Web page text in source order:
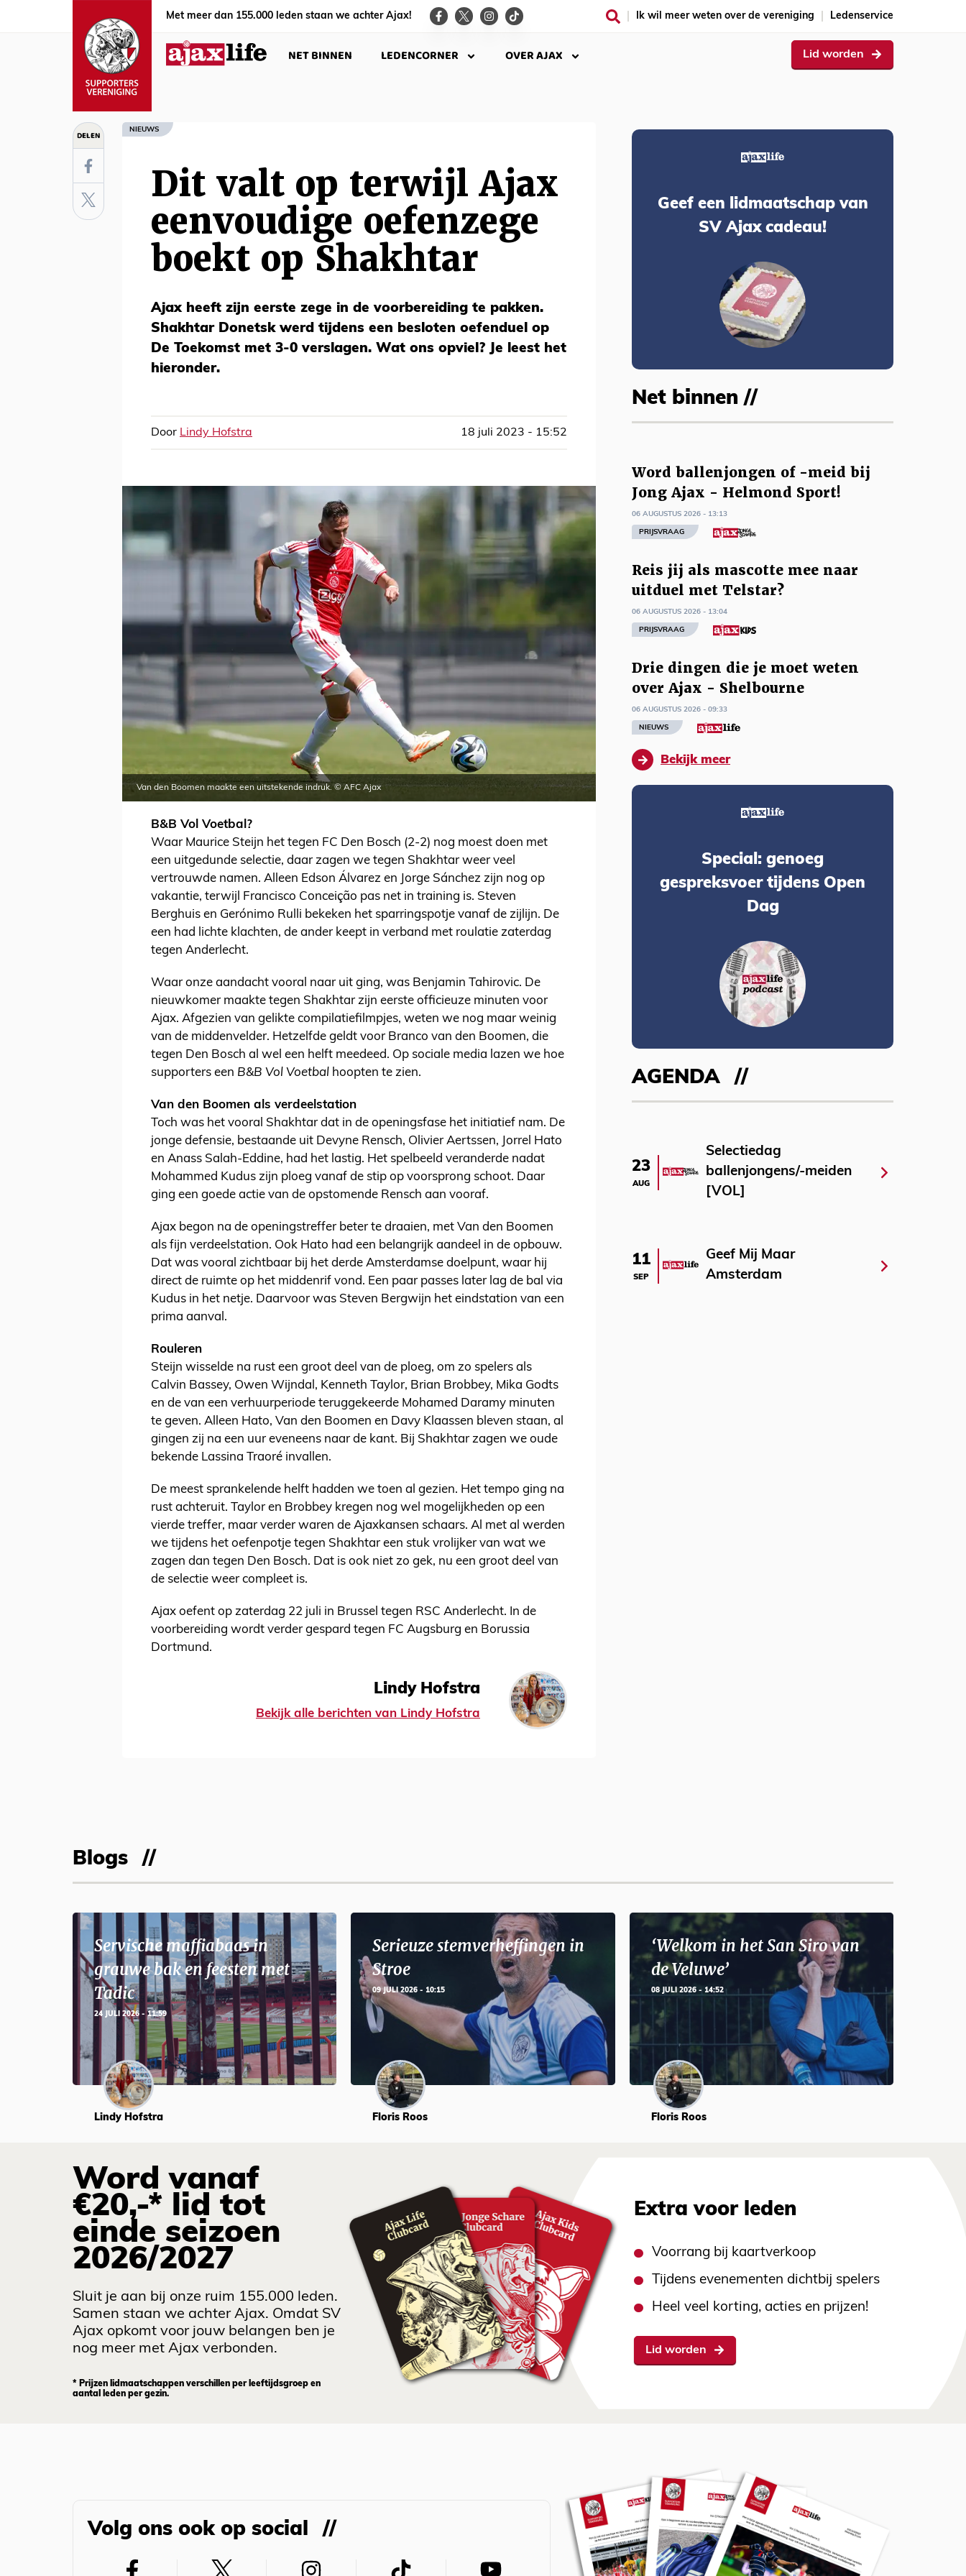
Met meer dan 155.000 leden staan we achter Ajax! Ik wil meer weten over de vereniging Ledenservice
NET BINNEN LEDENCORNER OVER AJAX Lid worden
DELEN NIEUWS
Dit valt op terwijl Ajax
eenvoudige oefenzege
boekt op Shakhtar
Ajax heeft zijn eerste zege in de voorbereiding te pakken.
Shakhtar Donetsk werd tijdens een besloten oefenduel op
De Toekomst met 3-0 verslagen. Wat ons opviel? Je leest het
hieronder.
Door Lindy Hofstra 18 juli 2023 - 15:52
Van den Boomen maakte een uitstekende indruk. © AFC Ajax
B&B Vol Voetbal?
Waar Maurice Steijn het tegen FC Den Bosch (2-2) nog moest doen met
een uitgedunde selectie, daar zagen we tegen Shakhtar weer veel
vertrouwde namen. Alleen Edson Álvarez en Jorge Sánchez zijn nog op
vakantie, terwijl Francisco Conceição pas net in training is. Steven
Berghuis en Gerónimo Rulli bekeken het sparringspotje vanaf de zijlijn. De
een had lichte klachten, de ander keept in verband met roulatie zaterdag
tegen Anderlecht.
Waar onze aandacht vooral naar uit ging, was Benjamin Tahirovic. De
nieuwkomer maakte tegen Shakhtar zijn eerste officieuze minuten voor
Ajax. Afgezien van gelikte compilatiefilmpjes, weten we nog maar weinig
van de middenvelder. Hetzelfde geldt voor Branco van den Boomen, die
tegen Den Bosch al wel een helft meedeed. Op sociale media lazen we hoe
supporters een B&B Vol Voetbal hoopten te zien.
Van den Boomen als verdeelstation
Toch was het vooral Shakhtar dat in de openingsfase het initiatief nam. De
jonge defensie, bestaande uit Devyne Rensch, Olivier Aertssen, Jorrel Hato
en Anass Salah-Eddine, had het lastig. Het spelbeeld veranderde nadat
Mohammed Kudus zijn ploeg vanaf de stip op voorsprong schoot. Daar
ging een goede actie van de opstomende Rensch aan vooraf.
Ajax begon na de openingstreffer beter te draaien, met Van den Boomen
als fijn verdeelstation. Ook Hato had een belangrijk aandeel in de opbouw.
Dat was vooral zichtbaar bij het derde Amsterdamse doelpunt, waar hij
direct de ruimte op het middenrif vond. Een paar passes later lag de bal via
Kudus in het netje. Daarvoor was Steven Bergwijn het eindstation van een
prima aanval.
Rouleren
Steijn wisselde na rust een groot deel van de ploeg, om zo spelers als
Calvin Bassey, Owen Wijndal, Kenneth Taylor, Brian Brobbey, Mika Godts
en de van een verhuurperiode teruggekeerde Mohamed Daramy minuten
te geven. Alleen Hato, Van den Boomen en Davy Klaassen bleven staan, al
gingen zij na een uur eveneens naar de kant. Bij Shakhtar zagen we oude
bekende Lassina Traoré invallen.
De meest sprankelende helft hadden we toen al gezien. Het tempo ging na
rust achteruit. Taylor en Brobbey kregen nog wel mogelijkheden op een
vierde treffer, maar verder waren de Ajaxkansen schaars. Al met al werden
we tijdens het oefenpotje tegen Shakhtar een stuk vrolijker van wat we
zagen dan tegen Den Bosch. Dat is ook niet zo gek, nu een groot deel van
de selectie weer compleet is.
Ajax oefent op zaterdag 22 juli in Brussel tegen RSC Anderlecht. In de
voorbereiding wordt verder gespard tegen FC Augsburg en Borussia
Dortmund.
Lindy Hofstra
Bekijk alle berichten van Lindy Hofstra
Geef een lidmaatschap van
SV Ajax cadeau!
Net binnen //
Word ballenjongen of -meid bij
Jong Ajax - Helmond Sport!
06 AUGUSTUS 2026 - 13:13
PRIJSVRAAG
Reis jij als mascotte mee naar
uitduel met Telstar?
06 AUGUSTUS 2026 - 13:04
PRIJSVRAAG
Drie dingen die je moet weten
over Ajax - Shelbourne
06 AUGUSTUS 2026 - 09:33
NIEUWS
Bekijk meer
Special: genoeg
gespreksvoer tijdens Open
Dag
AGENDA
23
AUG
Selectiedag
ballenjongens/-meiden
[VOL]
11
SEP
Geef Mij Maar
Amsterdam
Blogs
Servische maffiabaas in
grauwe bak en feesten met
Tadic
24 JULI 2026 - 11:59
Lindy Hofstra
Serieuze stemverheffingen in
Stroe
09 JULI 2026 - 10:15
Floris Roos
‘Welkom in het San Siro van
de Veluwe’
08 JULI 2026 - 14:52
Floris Roos
Word vanaf
€20,-* lid tot
einde seizoen
2026/2027
Sluit je aan bij onze ruim 155.000 leden.
Samen staan we achter Ajax. Omdat SV
Ajax opkomt voor jouw belangen ben je
nog meer met Ajax verbonden.
* Prijzen lidmaatschappen verschillen per leeftijdsgroep en
aantal leden per gezin.
Extra voor leden
Voorrang bij kaartverkoop
Tijdens evenementen dichtbij spelers
Heel veel korting, acties en prijzen!
Lid worden
Volg ons ook op social